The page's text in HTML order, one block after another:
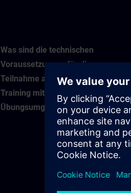
Was sind die technischen
Voraussetzungen für die
Teilnahme an einem Online-
Training mit virtueller
Übungsumgebung (VLAB)?